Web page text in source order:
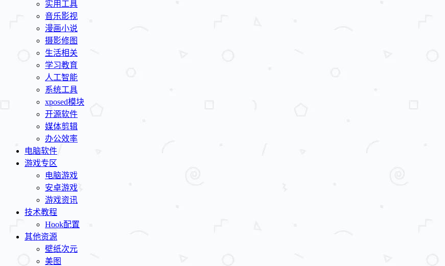
实用工具
音乐影视
漫画小说
摄影修图
生活相关
学习教育
人工智能
系统工具
xposed模块
开源软件
媒体剪辑
办公效率
电脑软件
游戏专区
电脑游戏
安卓游戏
游戏资讯
技术教程
Hook配置
其他资源
壁纸次元
美图